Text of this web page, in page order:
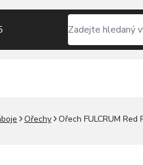
Ořechy Ořech FULCRUM